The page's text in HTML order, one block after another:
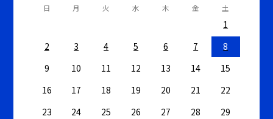
日 月 火 水 木 金 土
1
2
3 4 5 6 7
8
9
10 11 12 13 14
15
16
17 18 19 20 21
22
23
24 25 26 27 28
29